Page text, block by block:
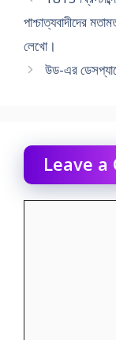
পাশ্চাত্যবাদীদের
লেখাে।
উড-এর
Leave